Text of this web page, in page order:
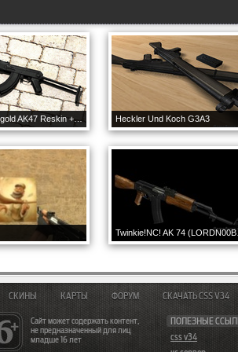
Heckler Und Koch G3A3
Сайт может содержать контент,
не предназначенный для лиц
младше 16 лет
ПОЛЕЗНЫЕ
css v34
СКИНЫ КАРТЫ ФОРУМ СКАЧАТЬ CSS V34